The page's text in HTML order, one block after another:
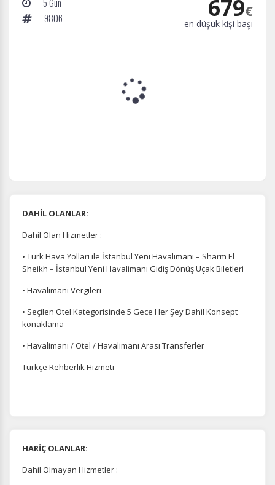
9806
679€
en düşük kişi başı
DAHİL OLANLAR:
Dahil Olan Hizmetler :
• Türk Hava Yolları ile İstanbul Yeni Havalimanı – Sharm El
Sheikh – İstanbul Yeni Havalimanı Gidiş Dönüş Uçak Biletleri
• Havalimanı Vergileri
• Seçilen Otel Kategorisinde 5 Gece Her Şey Dahil Konsept
konaklama
• Havalimanı / Otel / Havalimanı Arası Transferler
Türkçe Rehberlik Hizmeti
HARİÇ OLANLAR:
Dahil Olmayan Hizmetler :